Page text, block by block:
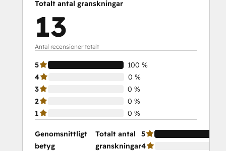
Totalt antal granskningar
13
Antal recensioner totalt
5
100 %
4
0 %
3
0 %
2
0 %
1
0 %
Genomsnittligt
betyg
Totalt antal
granskningar
5
4